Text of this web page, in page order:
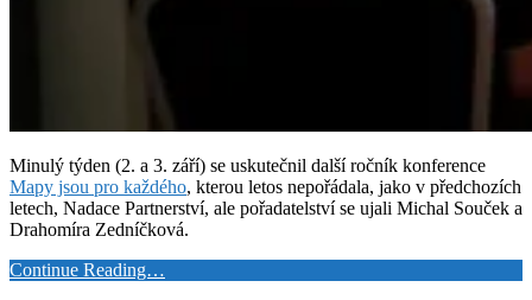
Minulý týden (2. a 3. září) se uskutečnil další ročník konference
Mapy jsou pro každého, kterou letos nepořádala, jako v předchozích
letech, Nadace Partnerství, ale pořadatelství se ujali Michal Souček a
Drahomíra Zedníčková.
Continue Reading…